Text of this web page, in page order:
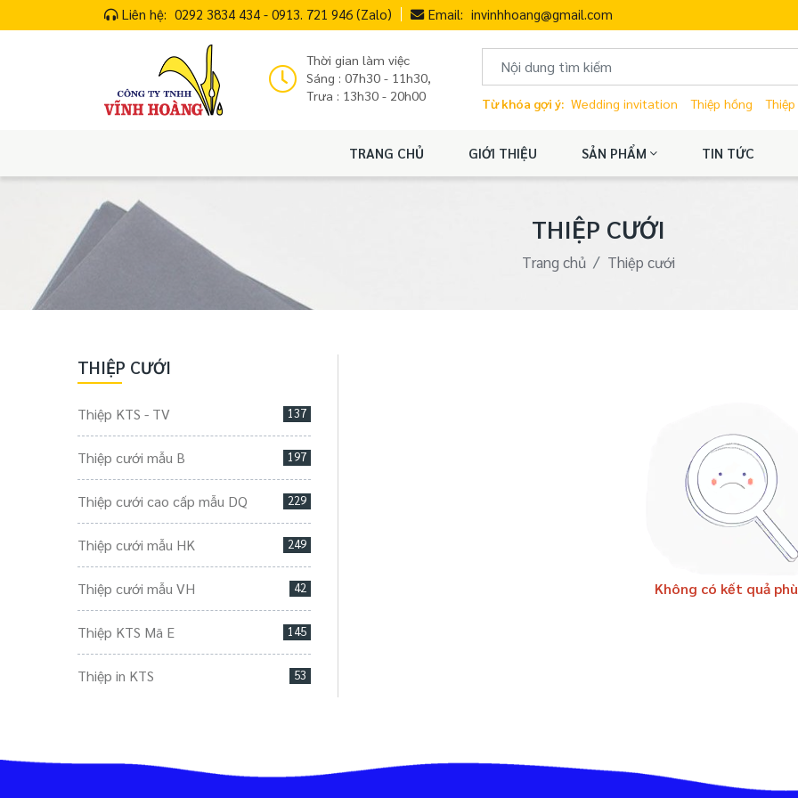
Liên hệ: 0292 3834 434 - 0913. 721 946 (Zalo) Email: invinhhoang@gmail.com
Thời gian làm việc
Sáng : 07h30 - 11h30,
Trưa : 13h30 - 20h00
Từ khóa gợi ý: Wedding invitation Thiệp hồng
TRANG CHỦ GIỚI THIỆU SẢN PHẨM TIN TỨC
THIỆP CƯỚI
Trang chủ Thiệp cưới
THIỆP CƯỚI
Thiệp KTS - TV 137
Thiệp cưới mẫu B 197
Thiệp cưới cao cấp mẫu DQ 229
Thiệp cưới mẫu HK 249
Thiệp cưới mẫu VH 42
Thiệp KTS Mã E 145
Thiệp in KTS 53
Không có kết quả